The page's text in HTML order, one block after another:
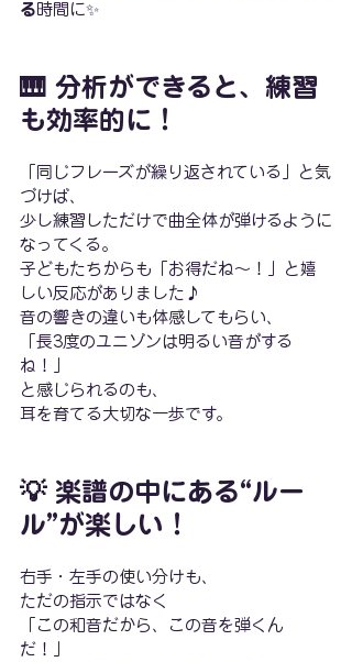
る 時間に✨
🎹 分析ができると、練習
も効率的に！
「同じフレーズが繰り返されている」と気
づけば、
少し練習しただけで曲全体が弾けるように
なってくる。
子どもたちからも「お得だね〜！」と嬉
しい反応がありました♪
音の響きの違いも体感してもらい、
「長3度のユニゾンは明るい音がする
ね！」
と感じられるのも、
耳を育てる大切な一歩です。
💡 楽譜の中にある“ルー
ル”が楽しい！
右手・左手の使い分けも、
ただの指示ではなく
「この和音だから、この音を弾くん
だ！」